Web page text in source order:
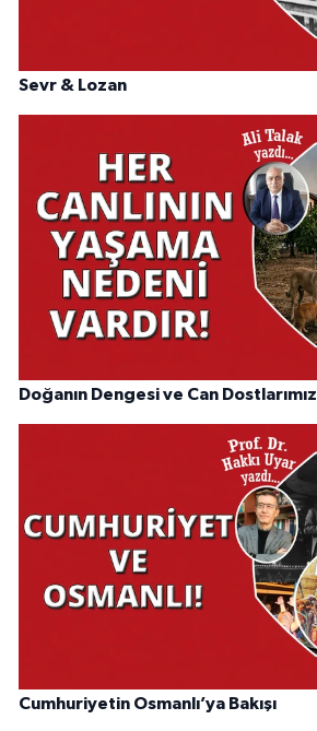
Sevr & Lozan
Doğanın Dengesi ve Can Dostlarımız
Cumhuriyetin Osmanlı’ya Bakışı